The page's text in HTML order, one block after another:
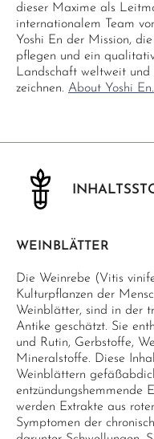
dieser Maxime als
internationalem Team
Yoshi En der Mission,
pflegen und ein
Landschaft weltweit und
zeichnen. About Yoshi En.
WEINBLÄTTER
Die Weinrebe (Vitis
Kulturpflanzen der
Weinblätter, sind in der
Antike geschätzt. Sie
und Rutin, Gerbstoffe,
Mineralstoffe. Diese
Weinblättern
entzündungshemmende
werden Extrakte aus
Symptomen der